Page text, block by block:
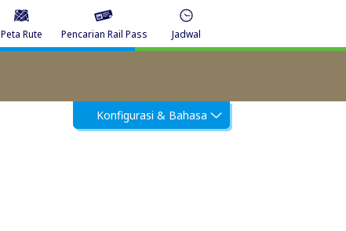
Peta Rute Pencarian Rail Pass Jadwal
Konfigurasi & Bahasa